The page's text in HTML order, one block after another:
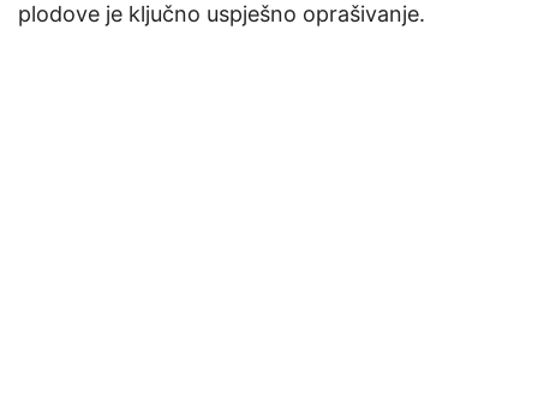
plodove je ključno uspješno oprašivanje.